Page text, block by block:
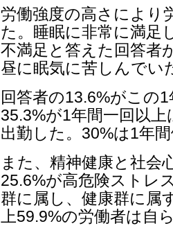
労働強度の高さにより
た。睡眠に非常に満足
不満足と答えた回答者
昼に眠気に苦しんでい
回答者の13.6%がこの
35.3%が1年間一回以
出勤した。30%は1年
また、精神健康と社会
25.6%が高危険ストレ
群に属し、健康群に属
上59.9%の労働者は自